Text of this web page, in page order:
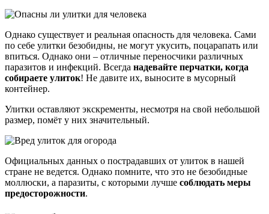
Однако существует и реальная опасность для человека. Сами
по себе улитки безобидны, не могут укусить, поцарапать или
впиться. Однако они – отличные переносчики различных
паразитов и инфекций. Всегда надевайте перчатки, когда
собираете улиток! Не давите их, выносите в мусорный
контейнер.
Улитки оставляют экскременты, несмотря на свой небольшой
размер, помёт у них значительный.
Официальных данных о пострадавших от улиток в нашей
стране не ведется. Однако помните, что это не безобидные
моллюски, а паразиты, с которыми лучше соблюдать меры
предосторожности.